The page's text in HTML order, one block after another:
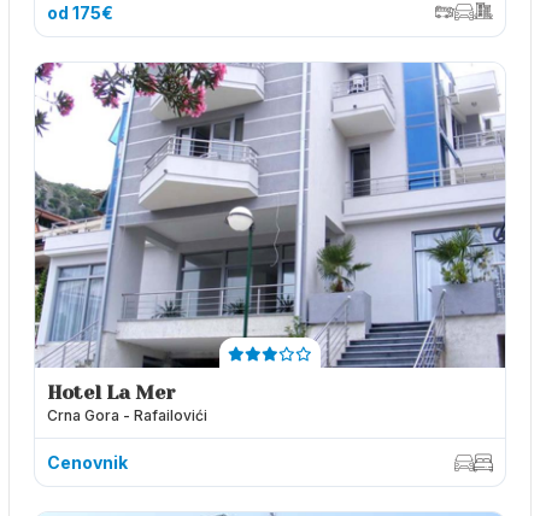
od 175€
Hotel La Mer
Crna Gora - Rafailovići
Cenovnik